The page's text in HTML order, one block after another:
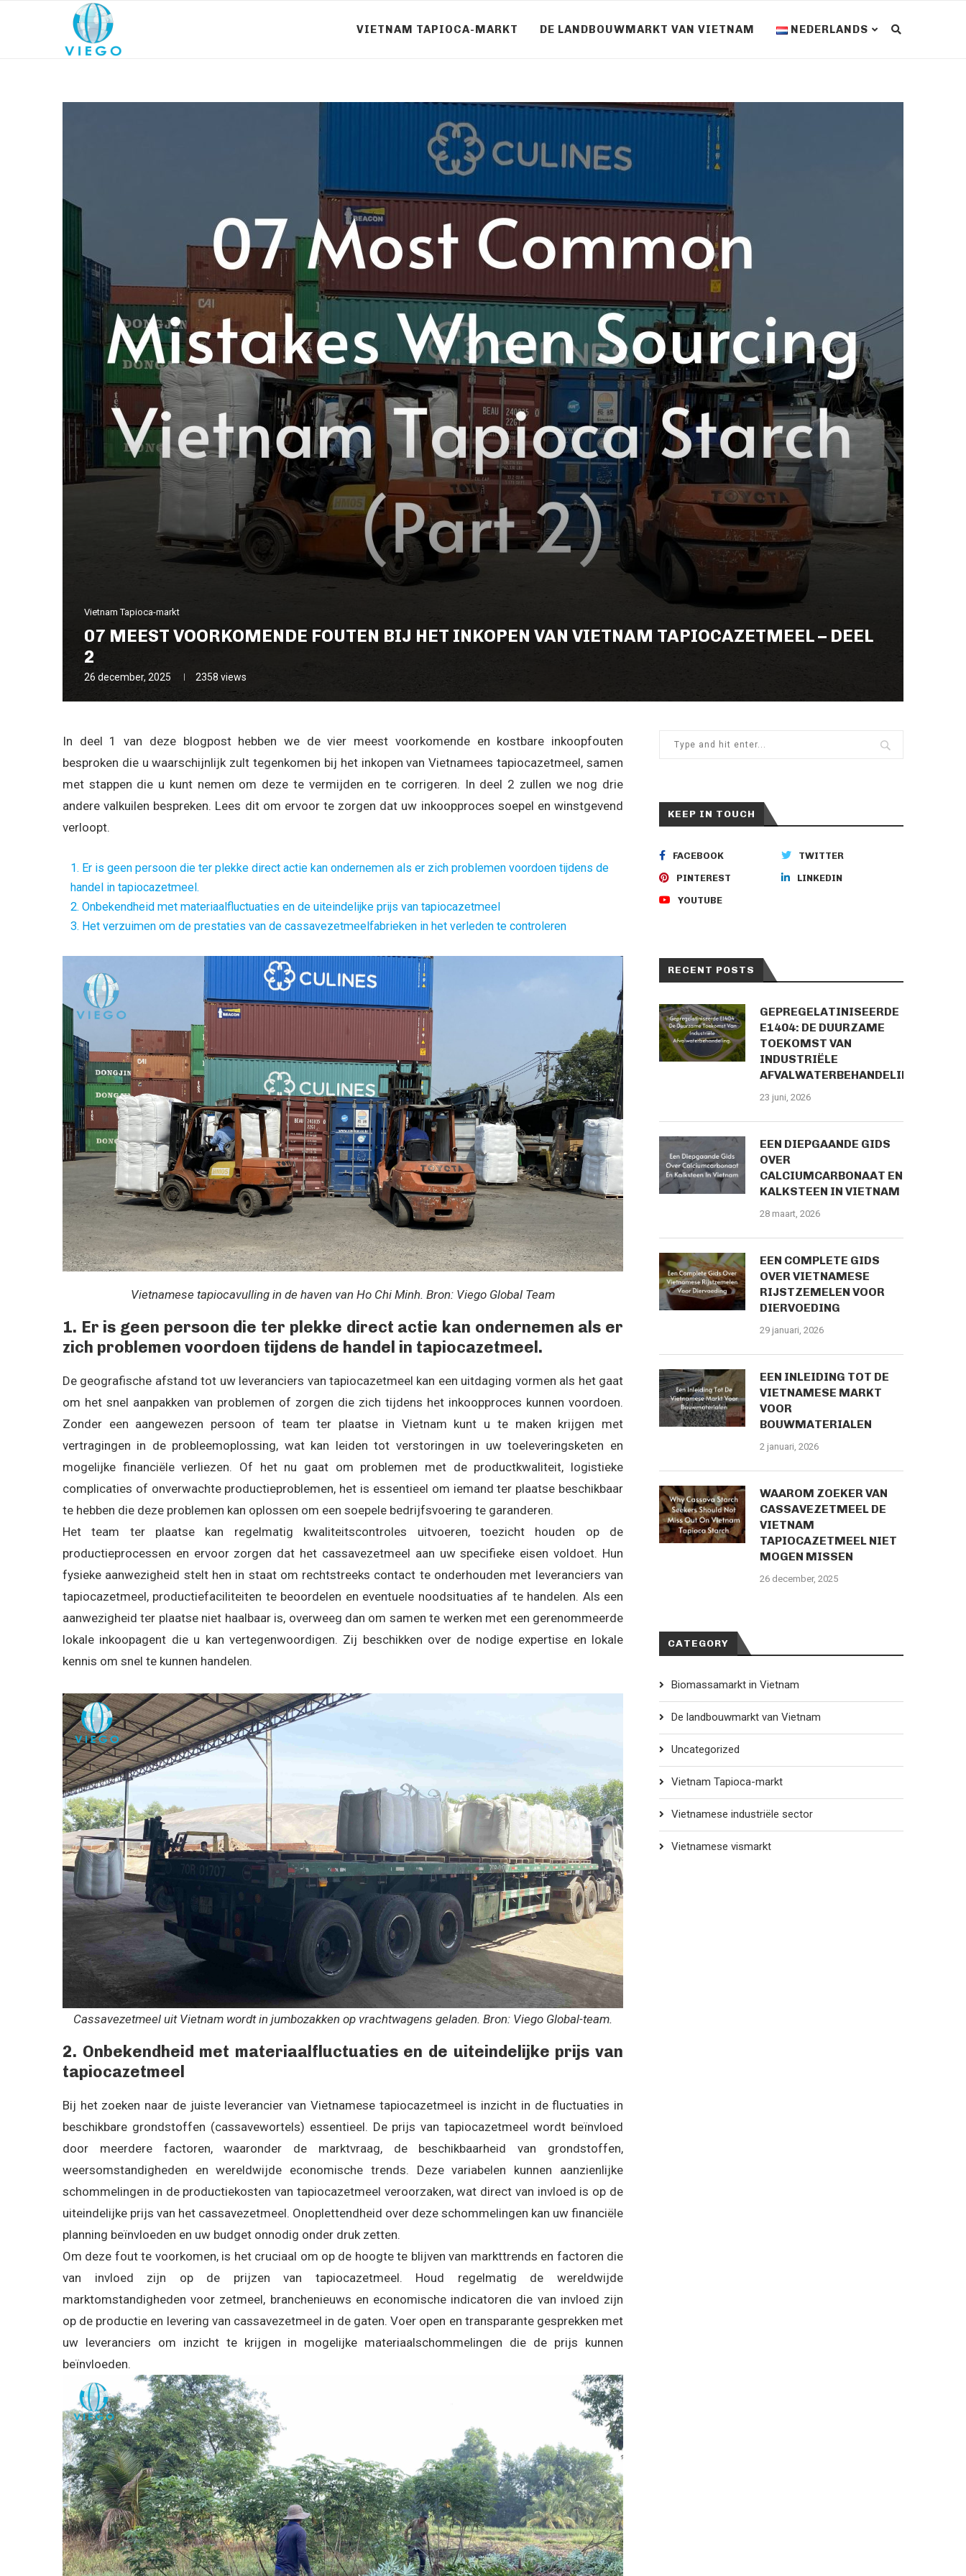
VIETNAM TAPIOCA-MARKT DE LANDBOUWMARKT VAN VIETNAM NEDERLANDS
Vietnam Tapioca-markt
07 MEEST VOORKOMENDE FOUTEN BIJ HET INKOPEN VAN VIETNAM TAPIOCAZETMEEL – DEEL
2
26 december, 2025 2358 views
In deel 1 van deze blogpost hebben we de vier meest voorkomende en kostbare inkoopfouten
besproken die u waarschijnlijk zult tegenkomen bij het inkopen van Vietnamees tapiocazetmeel, samen
met stappen die u kunt nemen om deze te vermijden en te corrigeren. In deel 2 zullen we nog drie
andere valkuilen bespreken. Lees dit om ervoor te zorgen dat uw inkoopproces soepel en winstgevend
verloopt.
1. Er is geen persoon die ter plekke direct actie kan ondernemen als er zich problemen voordoen tijdens de
handel in tapiocazetmeel.
2. Onbekendheid met materiaalfluctuaties en de uiteindelijke prijs van tapiocazetmeel
3. Het verzuimen om de prestaties van de cassavezetmeelfabrieken in het verleden te controleren
Vietnamese tapiocavulling in de haven van Ho Chi Minh. Bron: Viego Global Team
1. Er is geen persoon die ter plekke direct actie kan ondernemen als er
zich problemen voordoen tijdens de handel in tapiocazetmeel.
De geografische afstand tot uw leveranciers van tapiocazetmeel kan een uitdaging vormen als het gaat
om het snel aanpakken van problemen of zorgen die zich tijdens het inkoopproces kunnen voordoen.
Zonder een aangewezen persoon of team ter plaatse in Vietnam kunt u te maken krijgen met
vertragingen in de probleemoplossing, wat kan leiden tot verstoringen in uw toeleveringsketen en
mogelijke financiële verliezen. Of het nu gaat om problemen met de productkwaliteit, logistieke
complicaties of onverwachte productieproblemen, het is essentieel om iemand ter plaatse beschikbaar
te hebben die deze problemen kan oplossen om een ​​soepele bedrijfsvoering te garanderen.
Het team ter plaatse kan regelmatig kwaliteitscontroles uitvoeren, toezicht houden op de
productieprocessen en ervoor zorgen dat het cassavezetmeel aan uw specifieke eisen voldoet. Hun
fysieke aanwezigheid stelt hen in staat om rechtstreeks contact te onderhouden met leveranciers van
tapiocazetmeel, productiefaciliteiten te beoordelen en eventuele noodsituaties af te handelen. Als een
aanwezigheid ter plaatse niet haalbaar is, overweeg dan om samen te werken met een gerenommeerde
lokale inkoopagent die u kan vertegenwoordigen. Zij beschikken over de nodige expertise en lokale
kennis om snel te kunnen handelen.
Cassavezetmeel uit Vietnam wordt in jumbozakken op vrachtwagens geladen. Bron: Viego Global-team.
2. Onbekendheid met materiaalfluctuaties en de uiteindelijke prijs van
tapiocazetmeel
Bij het zoeken naar de juiste leverancier van Vietnamese tapiocazetmeel is inzicht in de fluctuaties in
beschikbare grondstoffen (cassavewortels) essentieel. De prijs van tapiocazetmeel wordt beïnvloed
door meerdere factoren, waaronder de marktvraag, de beschikbaarheid van grondstoffen,
weersomstandigheden en wereldwijde economische trends. Deze variabelen kunnen aanzienlijke
schommelingen in de productiekosten van tapiocazetmeel veroorzaken, wat direct van invloed is op de
uiteindelijke prijs van het cassavezetmeel. Onoplettendheid over deze schommelingen kan uw financiële
planning beïnvloeden en uw budget onnodig onder druk zetten.
Om deze fout te voorkomen, is het cruciaal om op de hoogte te blijven van markttrends en factoren die
van invloed zijn op de prijzen van tapiocazetmeel. Houd regelmatig de wereldwijde
marktomstandigheden voor zetmeel, branchenieuws en economische indicatoren die van invloed zijn
op de productie en levering van cassavezetmeel in de gaten. Voer open en transparante gesprekken met
uw leveranciers om inzicht te krijgen in mogelijke materiaalschommelingen die de prijs kunnen
beïnvloeden.
KEEP IN TOUCH
FACEBOOK TWITTER
PINTEREST LINKEDIN
YOUTUBE
RECENT POSTS
GEPREGELATINISEERDE
E1404: DE DUURZAME
TOEKOMST VAN
INDUSTRIËLE
AFVALWATERBEHANDELING
23 juni, 2026
EEN DIEPGAANDE GIDS
OVER
CALCIUMCARBONAAT EN
KALKSTEEN IN VIETNAM
28 maart, 2026
EEN COMPLETE GIDS
OVER VIETNAMESE
RIJSTZEMELEN VOOR
DIERVOEDING
29 januari, 2026
EEN INLEIDING TOT DE
VIETNAMESE MARKT
VOOR
BOUWMATERIALEN
2 januari, 2026
WAAROM ZOEKER VAN
CASSAVEZETMEEL DE
VIETNAM
TAPIOCAZETMEEL NIET
MOGEN MISSEN
26 december, 2025
CATEGORY
Biomassamarkt in Vietnam
De landbouwmarkt van Vietnam
Uncategorized
Vietnam Tapioca-markt
Vietnamese industriële sector
Vietnamese vismarkt